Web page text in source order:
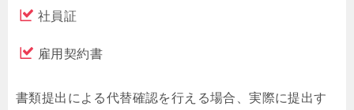
社員証
雇用契約書
書類提出による代替確認を行える場合、実際に提出す